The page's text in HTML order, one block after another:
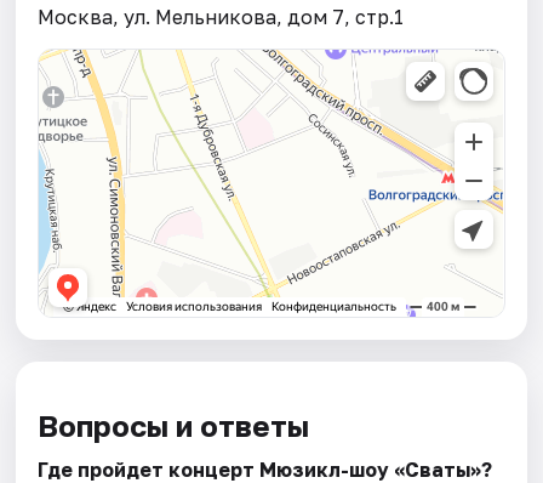
Москва, ул. Мельникова, дом 7, стр.1
Вопросы и ответы
Где пройдет концерт Мюзикл-шоу «Сваты»?